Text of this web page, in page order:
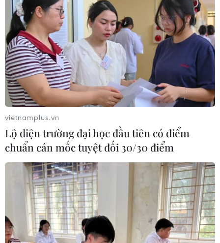
vietnamplus.vn
Lộ diện trường đại học đầu tiên có điểm
chuẩn cán mốc tuyệt đối 30/30 điểm